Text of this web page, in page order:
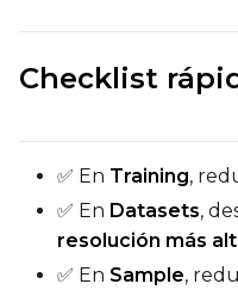
Checklist
✅ En Training,
✅ En Datasets,
resolución más
✅ En Sample,